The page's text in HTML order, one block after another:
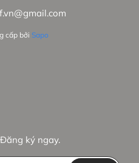
cấp bởi Sapo
ký ngay.